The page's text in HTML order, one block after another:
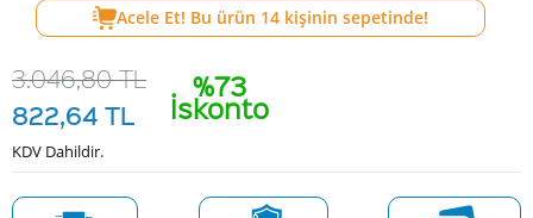
Acele Et! Bu ürün 14 kişinin sepetinde!
%73
İskonto
3.046,80TL
822,64 TL
KDV Dahildir.